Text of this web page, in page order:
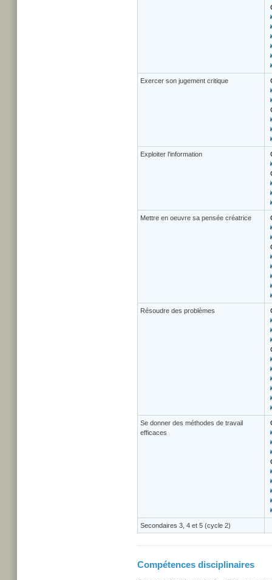
Exercer son jugement critique
Exploiter l'information
Mettre en oeuvre sa pensée créatrice
Résoudre des problèmes
Se donner des méthodes de travail
efficaces
Secondaires 3, 4 et 5 (cycle 2)
Compétences disciplinaires